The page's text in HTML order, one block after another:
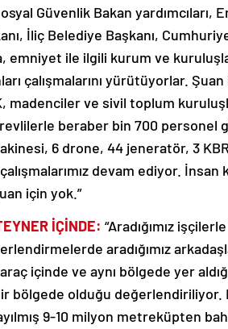
Güvenlik Bakan yardımcıları,
İliç Belediye Başkanı,
emniyet ile ilgili kurum ve
çalışmalarını yürütüyorlar.
madenciler ve sivil toplum
beraber bin 700 personel
6 drone, 44 jeneratör, 3
devam ediyor. İnsan
için yok.”
İÇİNDE: “Aradığımız
aradığımız
içinde ve aynı bölgede yer
bölgede olduğu
9-10 milyon metreküpten